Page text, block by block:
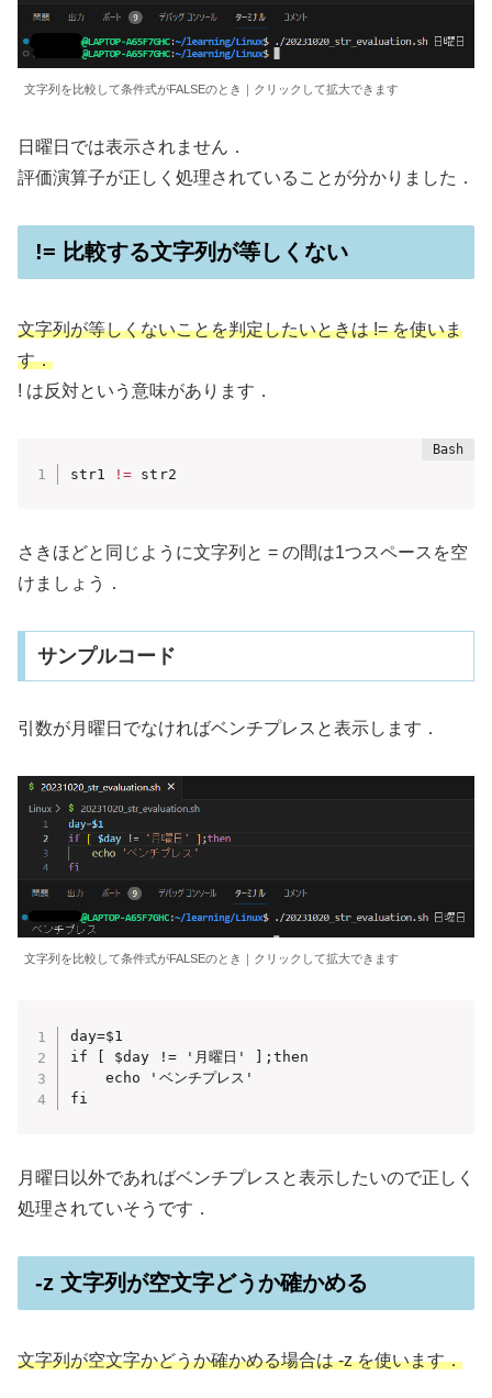
文字列を比較して条件式がFALSEのとき｜クリックして拡大できます
日曜日では表示されません．
評価演算子が正しく処理されていることが分かりました．
!= 比較する文字列が等しくない
文字列が等しくないことを判定したいときは != を使いま
す．
! は反対という意味があります．
str1 != str2
さきほどと同じように文字列と = の間は1つスペースを空
けましょう．
サンプルコード
引数が月曜日でなければベンチプレスと表示します．
文字列を比較して条件式がFALSEのとき｜クリックして拡大できます
day=$1
if [ $day != '月曜日' ];then
    echo 'ベンチプレス'
fi
月曜日以外であればベンチプレスと表示したいので正しく
処理されていそうです．
-z 文字列が空文字どうか確かめる
文字列が空文字かどうか確かめる場合は -z を使います．